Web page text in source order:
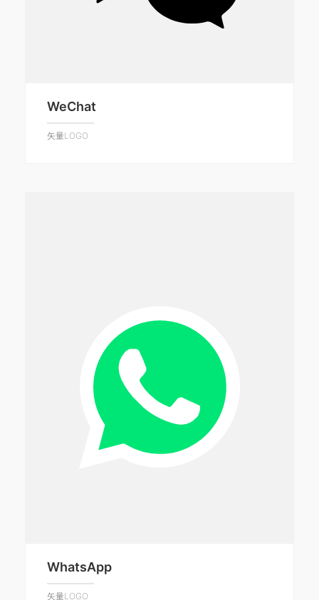
WeChat
矢量LOGO
WhatsApp
矢量LOGO